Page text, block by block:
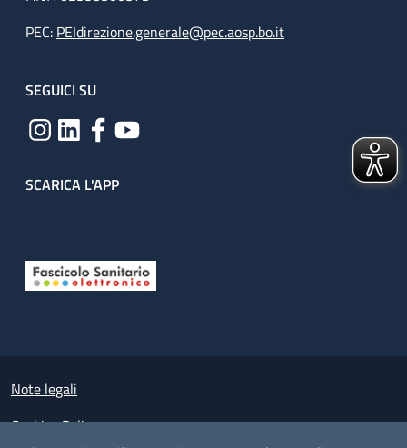
PEC: PEIdirezione.generale@pec.aosp.bo.it
SEGUICI SU
SCARICA L'APP
Small prints
Note legali
Cookies Policy